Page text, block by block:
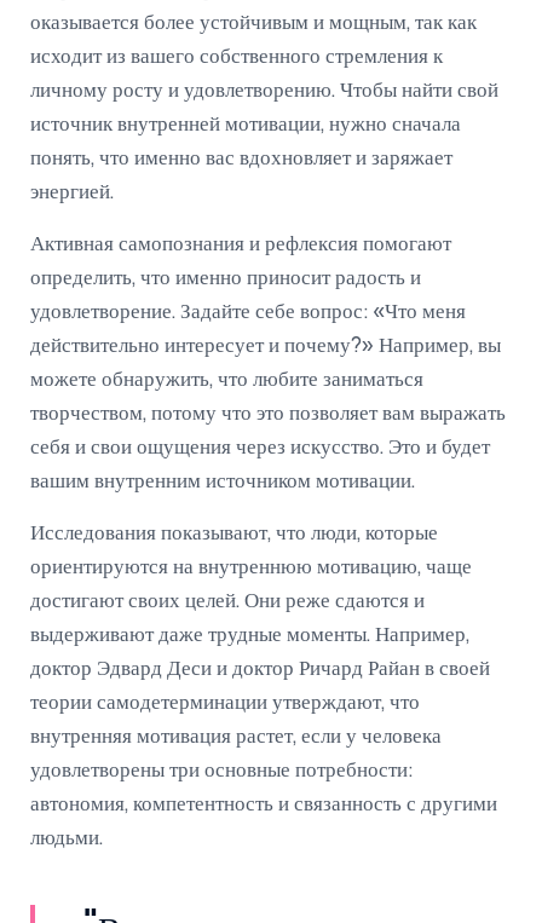
оказывается более устойчивым и мощным, так как
исходит из вашего собственного стремления к
личному росту и удовлетворению. Чтобы найти свой
источник внутренней мотивации, нужно сначала
понять, что именно вас вдохновляет и заряжает
энергией.
Активная самопознания и рефлексия помогают
определить, что именно приносит радость и
удовлетворение. Задайте себе вопрос: «Что меня
действительно интересует и почему?» Например, вы
можете обнаружить, что любите заниматься
творчеством, потому что это позволяет вам выражать
себя и свои ощущения через искусство. Это и будет
вашим внутренним источником мотивации.
Исследования показывают, что люди, которые
ориентируются на внутреннюю мотивацию, чаще
достигают своих целей. Они реже сдаются и
выдерживают даже трудные моменты. Например,
доктор Эдвард Деси и доктор Ричард Райан в своей
теории самодетерминации утверждают, что
внутренняя мотивация растет, если у человека
удовлетворены три основные потребности:
автономия, компетентность и связанность с другими
людьми.